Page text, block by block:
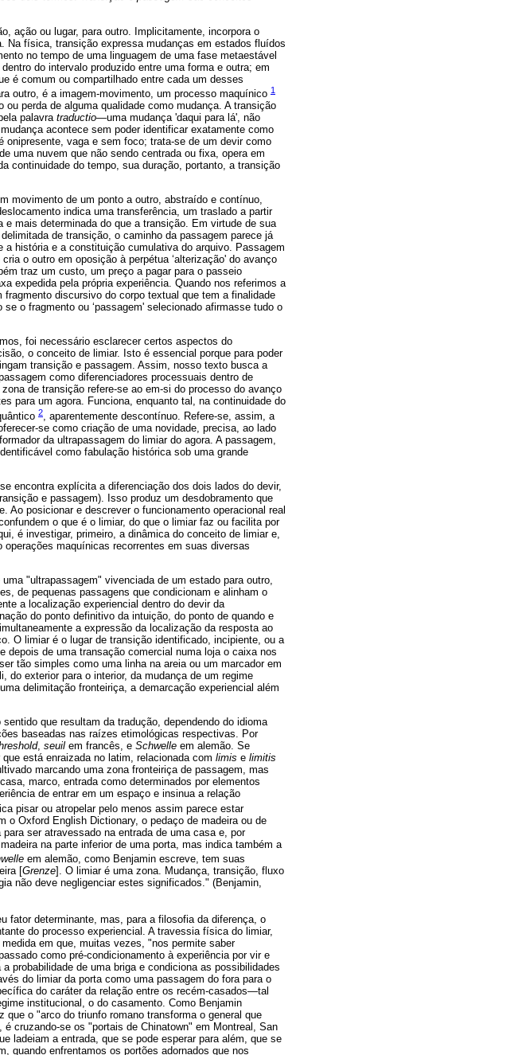
ação ou lugar, para outro. Implicitamente, incorpora o
Na física, transição expressa mudanças em estados fluídos
no tempo de uma linguagem de uma fase metaestável
do intervalo produzido entre uma forma e outra; em
é comum ou compartilhado entre cada um desses
outro, é a imagem-movimento, um processo maquínico 1
perda de alguma qualidade como mudança. A transição
palavra traductio—uma mudança 'daqui para lá', não
acontece sem poder identificar exatamente como
onipresente, vaga e sem foco; trata-se de um devir como
uma nuvem que não sendo centrada ou fixa, opera em
continuidade do tempo, sua duração, portanto, a transição
movimento de um ponto a outro, abstraído e contínuo,
indica uma transferência, um traslado a partir
mais determinada do que a transição. Em virtude de sua
de transição, o caminho da passagem parece já
história e a constituição cumulativa do arquivo. Passagem
o outro em oposição à perpétua ‘alterização' do avanço
traz um custo, um preço a pagar para o passeio
expedida pela própria experiência. Quando nos referimos a
discursivo do corpo textual que tem a finalidade
o fragmento ou ‘passagem' selecionado afirmasse tudo o
foi necessário esclarecer certos aspectos do
o conceito de limiar. Isto é essencial porque para poder
transição e passagem. Assim, nosso texto busca a
como diferenciadores processuais dentro de
de transição refere-se ao em-si do processo do avanço
para um agora. Funciona, enquanto tal, na continuidade do
2
, aparentemente descontínuo. Refere-se, assim, a
se como criação de uma novidade, precisa, ao lado
da ultrapassagem do limiar do agora. A passagem,
como fabulação histórica sob uma grande
encontra explícita a diferenciação dos dois lados do devir,
e passagem). Isso produz um desdobramento que
Ao posicionar e descrever o funcionamento operacional real
o que é o limiar, do que o limiar faz ou facilita por
é investigar, primeiro, a dinâmica do conceito de limiar e,
maquínicas recorrentes em suas diversas
"ultrapassagem" vivenciada de um estado para outro,
de pequenas passagens que condicionam e alinham o
a localização experiencial dentro do devir da
do ponto definitivo da intuição, do ponto de quando e
a expressão da localização da resposta ao
O limiar é o lugar de transição identificado, incipiente, ou a
de uma transação comercial numa loja o caixa nos
tão simples como uma linha na areia ou um marcador em
do exterior para o interior, da mudança de um regime
delimitação fronteiriça, a demarcação experiencial além
que resultam da tradução, dependendo do idioma
baseadas nas raízes etimológicas respectivas. Por
, seuil em francês, e Schwelle em alemão. Se
está enraizada no latim, relacionada com limis e limitis
marcando uma zona fronteiriça de passagem, mas
marco, entrada como determinados por elementos
de entrar em um espaço e insinua a relação
pisar ou atropelar pelo menos assim parece estar
o Oxford English Dictionary, o pedaço de madeira ou de
ser atravessado na entrada de uma casa e, por
na parte inferior de uma porta, mas indica também a
em alemão, como Benjamin escreve, tem suas
[Grenze]. O limiar é uma zona. Mudança, transição, fluxo
não deve negligenciar estes significados." (Benjamin,
fator determinante, mas, para a filosofia da diferença, o
do processo experiencial. A travessia física do limiar,
em que, muitas vezes, "nos permite saber
como pré-condicionamento à experiência por vir e
probabilidade de uma briga e condiciona as possibilidades
do limiar da porta como uma passagem do fora para o
do caráter da relação entre os recém-casados—tal
institucional, o do casamento. Como Benjamin
o "arco do triunfo romano transforma o general que
cruzando-se os "portais de Chinatown" em Montreal, San
ladeiam a entrada, que se pode esperar para além, que se
quando enfrentamos os portões adornados que nos